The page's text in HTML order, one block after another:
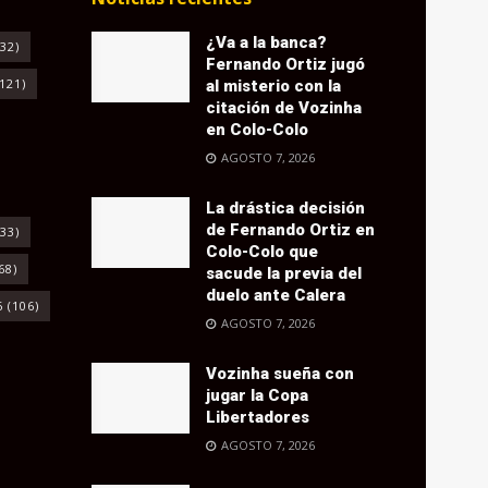
(106)
¿Va a la banca?
Fernando Ortiz jugó
al misterio con la
citación de Vozinha
en Colo-Colo
AGOSTO 7, 2026
La drástica decisión
de Fernando Ortiz en
Colo-Colo que
sacude la previa del
duelo ante Calera
AGOSTO 7, 2026
Vozinha sueña con
jugar la Copa
Libertadores
AGOSTO 7, 2026